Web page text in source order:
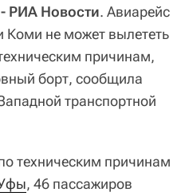
РИА Новости. Авиарейс
Коми не может вылететь
причинам,
борт, сообщила
транспортной
техническим причинам
, 46 пассажиров